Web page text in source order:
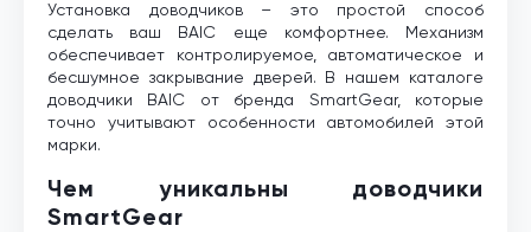
Установка доводчиков – это простой способ
сделать ваш BAIC еще комфортнее. Механизм
обеспечивает контролируемое, автоматическое и
бесшумное закрывание дверей. В нашем каталоге
доводчики BAIC от бренда SmartGear, которые
точно учитывают особенности автомобилей этой
марки.
Чем уникальны доводчики
SmartGear